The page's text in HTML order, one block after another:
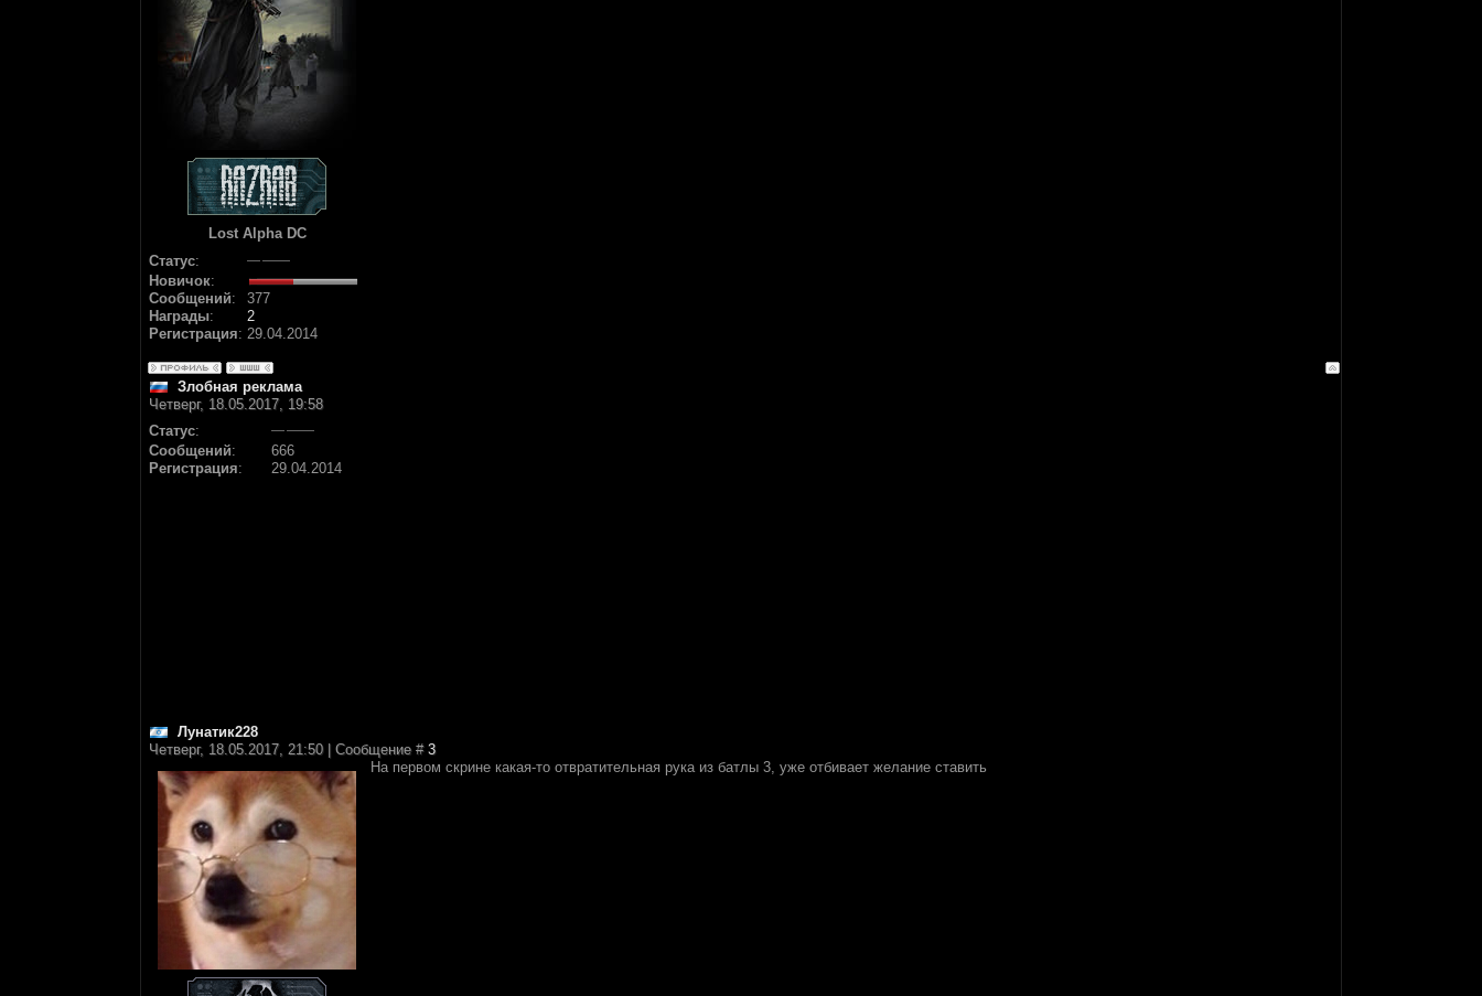
Lost Alpha DC
Статус:
Новичок:
Сообщений:
377
Награды:
2
Регистрация: 29.04.2014
Злобная реклама
Четверг, 18.05.2017, 19:58
Статус:
Сообщений:
666
Регистрация: 29.04.2014
Лунатик228
Четверг, 18.05.2017, 21:50 | Сообщение # 3
На первом скрине какая-то отвратительная рука из батлы 3, уже отбивает желание ставить